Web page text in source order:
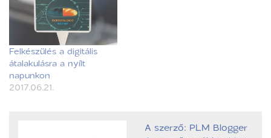
Felkészülés a digitális
átalakulásra a nyílt
napunkon
2017.06.21.
A szerző: PLM Blogger